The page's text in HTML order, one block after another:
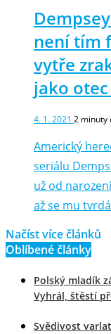
není tím
vytře
jako
4. 1. 2021 2 minuty
Americký
seriálu
už od
až se mu
Načíst více článků
Oblíbené články
Polský mladík
Vyhrál, štěstí
Svědivost